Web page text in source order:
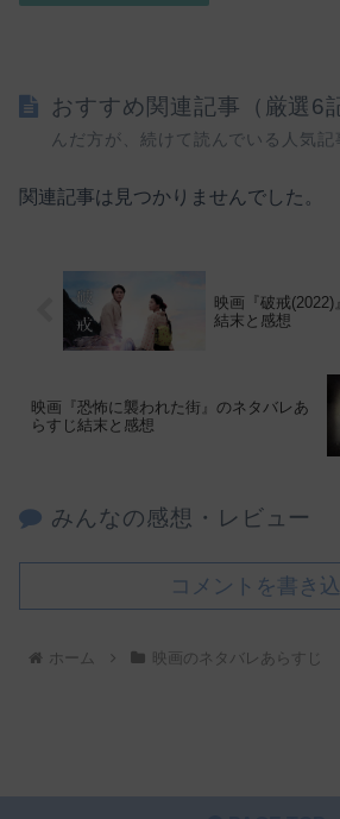
おすすめ関連記事（厳選6
んだ方が、続けて読んでいる人気記
関連記事は見つかりませんでした。
映画『破戒
結末と感想
映画『恐怖に襲われた街』のネタバレあ
らすじ結末と感想
みんなの感想・レビュー
コメントを書き
ホーム 映画のネタバレあらすじ